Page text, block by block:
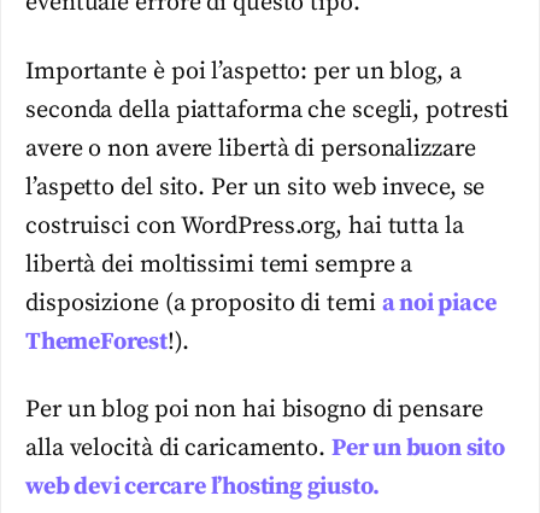
Importante è poi l’aspetto: per un blog, a
seconda della piattaforma che scegli, potresti
avere o non avere libertà di personalizzare
l’aspetto del sito. Per un sito web invece, se
costruisci con WordPress.org, hai tutta la
libertà dei moltissimi temi sempre a
disposizione (a proposito di temi a noi piace
ThemeForest!).
Per un blog poi non hai bisogno di pensare
alla velocità di caricamento. Per un buon sito
web devi cercare l’hosting giusto.